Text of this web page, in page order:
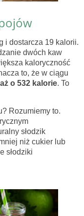
i dostarcza 19 kalorii.
dwóch kaw
kaloryczność
to, że w ciągu
o 532 kalorie. To
Rozumiemy to.
słodzik
niż cukier lub
słodziki